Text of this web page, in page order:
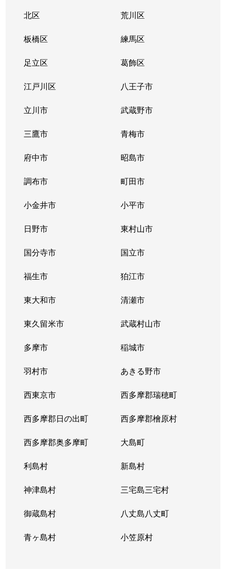
北区 荒川区
板橋区 練馬区
足立区 葛飾区
江戸川区 八王子市
立川市 武蔵野市
三鷹市 青梅市
府中市 昭島市
調布市 町田市
小金井市 小平市
日野市 東村山市
国分寺市 国立市
福生市 狛江市
東大和市 清瀬市
東久留米市 武蔵村山市
多摩市 稲城市
羽村市 あきる野市
西東京市 西多摩郡瑞穂町
西多摩郡日の出町 西多摩郡檜原村
西多摩郡奥多摩町 大島町
利島村 新島村
神津島村 三宅島三宅村
御蔵島村 八丈島八丈町
青ヶ島村 小笠原村